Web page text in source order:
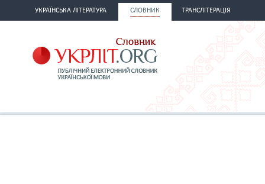
УКРАЇНСЬКА ЛІТЕРАТУРА СЛОВНИК ТРАНСЛІТЕРАЦІЯ